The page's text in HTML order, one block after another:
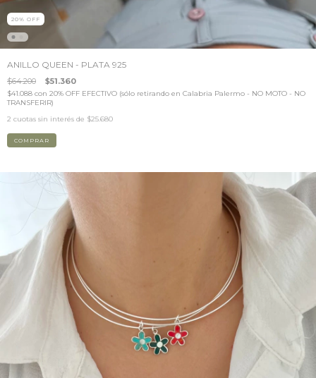
20% OFF
ANILLO QUEEN - PLATA 925
$64.200 $51.360
$41.088 con 20% OFF EFECTIVO (sólo retirando en Calabria Palermo - NO MOTO - NO
TRANSFERIR)
2
cuotas sin interés de $25.680
COMPRAR